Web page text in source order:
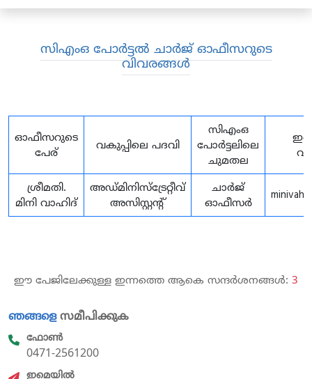
സിഎംഒ പോർട്ടൽ ചാർജ് ഓഫീസറുടെ
വിവരങ്ങൾ
ഓഫീസറുടെ
പേര്
വകുപ്പിലെ പദവി
സിഎംഒ
പോർട്ടലിലെ
ചുമതല
ശ്രീമതി.
മിനി വാഹിദ്
അഡ്മിനിസ്‌ട്രേറ്റീവ്
അസിസ്റ്റന്റ്
ചാർജ്
ഓഫീസർ
minivahid
ഈ പേജിലേക്കുള്ള ഇന്നത്തെ ആകെ സന്ദർശനങ്ങൾ: 3
ഞങ്ങളെസമീപിക്കുക
ഫോൺ
0471-2561200
ഇമെയിൽ